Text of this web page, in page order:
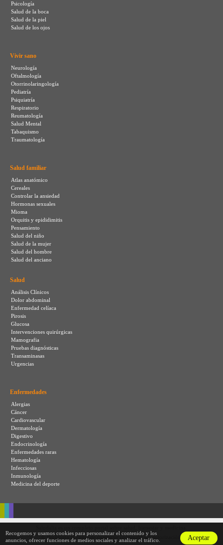
Psicología
Salud de la boca
Salud de la piel
Salud de los ojos
Vivir sano
Neurología
Oftalmología
Otorrinolaringología
Pediatría
Psiquiatría
Respiratorio
Reumatología
Salud Mental
Tabaquismo
Traumatología
Salud familiar
Atlas anatómico
Cereales
Controlar la ansiedad
Hormonas sexuales
Mioma
Orquitis y epididimitis
Pensamiento
Salud del niño
Salud de la mujer
Salud del hombre
Salud del anciano
Salud
Análisis Clínicos
Dolor abdominal
Enfermedad celíaca
Pirosis
Glucosa
Intervenciones quirúrgicas
Mamografia
Pruebas diagnósticas
Transaminasas
Urgencias
Enfermedades
Alergias
Cáncer
Cardiovascular
Dermatología
Digestivo
Endocrinología
Enfermedades raras
Hematología
Infecciosas
Inmunología
Medicina del deporte
© Prohibida la copia de cualquier contenido sin autorización.
Aceptar
Recogemos y usamos cookies para personalizar el contenido y los
anuncios, ofrecer funciones de medios sociales y analizar el tráfico.